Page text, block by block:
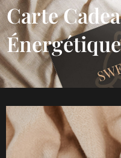
Carte
Énergétique